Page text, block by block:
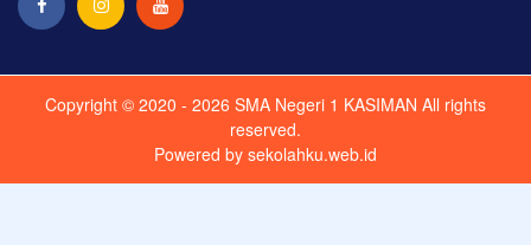
Copyright © 2020 - 2026 SMA Negeri 1 KASIMAN All rights
reserved.
Powered by sekolahku.web.id